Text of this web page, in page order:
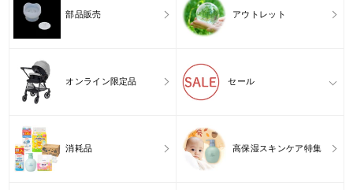
部品販売 アウトレット
オンライン限定品 セール
消耗品 高保湿スキンケア特集